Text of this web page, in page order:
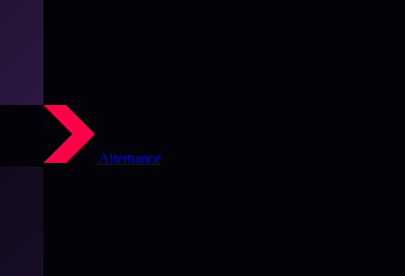
Alternance